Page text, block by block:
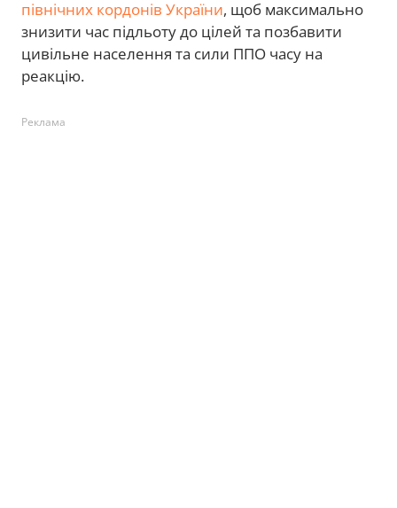
північних кордонів України, щоб максимально
знизити час підльоту до цілей та позбавити
цивільне населення та сили ППО часу на
реакцію.
Реклама